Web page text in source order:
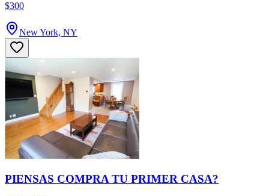
$300
New York, NY
PIENSAS COMPRA TU PRIMER CASA?